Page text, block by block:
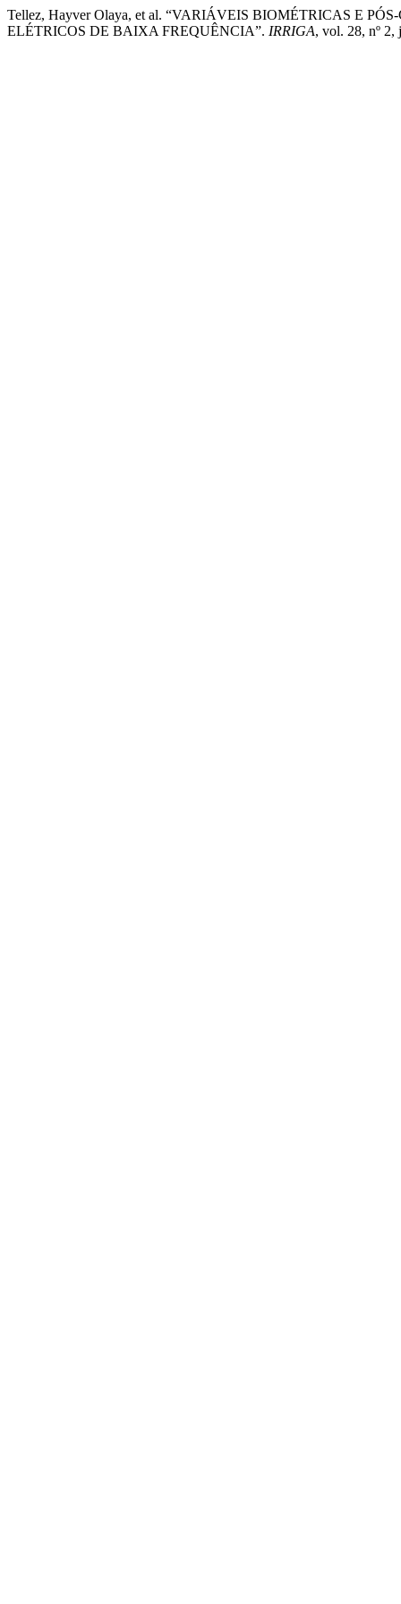
Tellez, Hayver Olaya, et al. “VARIÁVEIS BIOMÉTRICAS E
ELÉTRICOS DE BAIXA FREQUÊNCIA”. IRRIGA, vol. 28, nº